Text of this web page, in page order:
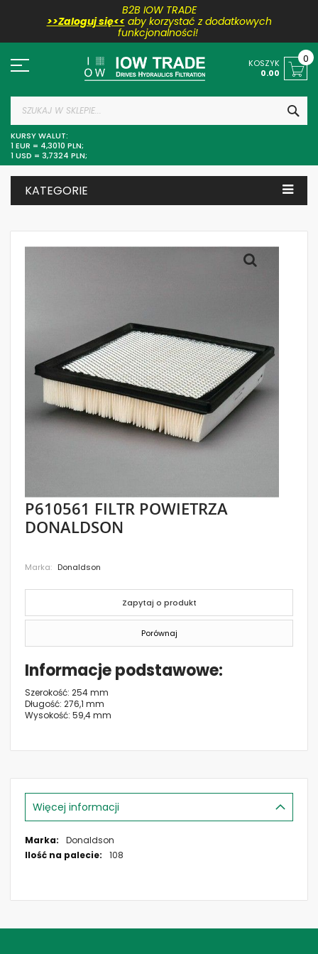
do
treści
B2B IOW TRADE
>>Zaloguj się<< aby korzystać z dodatkowych
funkcjonalności!
KURSY WALUT:
1 EUR = 4,3010 PLN;
1 USD = 3,7324 PLN;
KOSZYK
0.00
0
KATEGORIE
Skip
Skip
to
the
images
P610561 FILTR POWIETRZA
DONALDSON
Marka Donaldson
Informacje podstawowe
Szerokość: 254 mm
Długość: 276,1 mm
Wysokość: 59,4 mm
Zapytaj o produkt
Porównaj
Więcej informacji
Więcej
informacji
Donaldson
108